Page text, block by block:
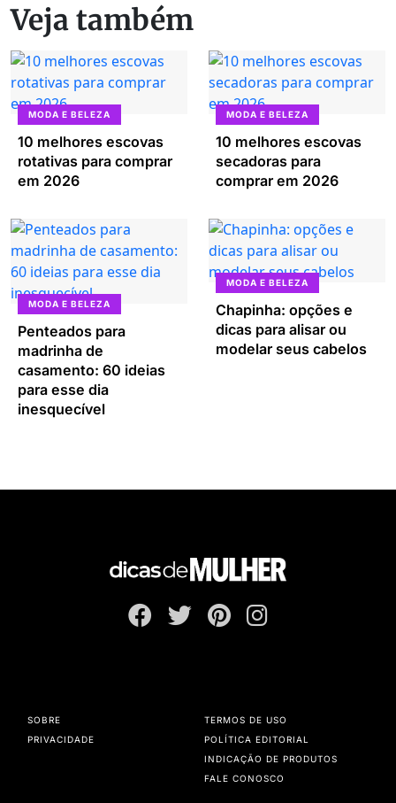
Veja também
MODA E BELEZA
10 melhores escovas
rotativas para comprar
em 2026
MODA E BELEZA
10 melhores escovas
secadoras para
comprar em 2026
MODA E BELEZA
Penteados para
madrinha de
casamento: 60 ideias
para esse dia
inesquecível
MODA E BELEZA
Chapinha: opções e
dicas para alisar ou
modelar seus cabelos
SOBRE
PRIVACIDADE
TERMOS DE USO
POLÍTICA EDITORIAL
INDICAÇÃO DE PRODUTOS
FALE CONOSCO